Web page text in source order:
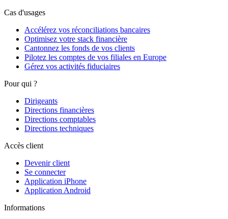
Cas d'usages
Accélérez vos réconciliations bancaires
Optimisez votre stack financière
Cantonnez les fonds de vos clients
Pilotez les comptes de vos filiales en Europe
Gérez vos activités fiduciaires
Pour qui ?
Dirigeants
Directions financières
Directions comptables
Directions techniques
Accès client
Devenir client
Se connecter
Application iPhone
Application Android
Informations